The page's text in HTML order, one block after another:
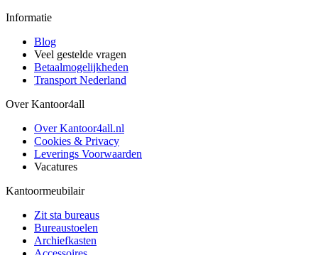
Informatie
Blog
Veel gestelde vragen
Betaalmogelijkheden
Transport Nederland
Over Kantoor4all
Over Kantoor4all.nl
Cookies & Privacy
Leverings Voorwaarden
Vacatures
Kantoormeubilair
Zit sta bureaus
Bureaustoelen
Archiefkasten